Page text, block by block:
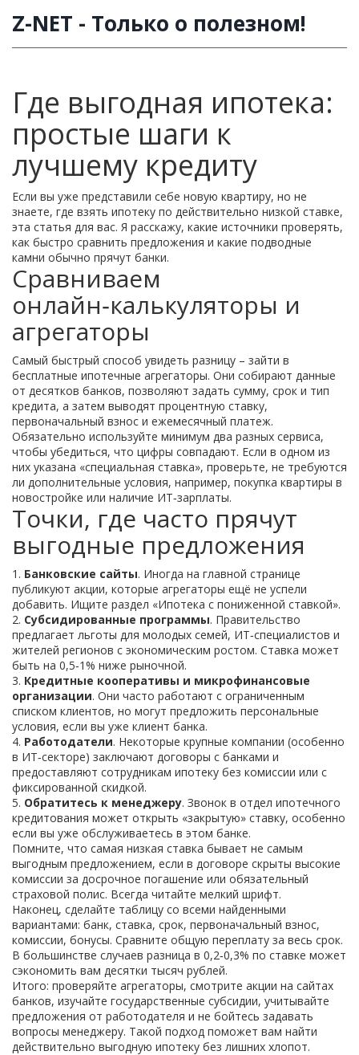
Z-NET - Только о полезном!
Где выгодная ипотека:
простые шаги к
лучшему кредиту
Если вы уже представили себе новую квартиру, но не
знаете, где взять ипотеку по действительно низкой ставке,
эта статья для вас. Я расскажу, какие источники проверять,
как быстро сравнить предложения и какие подводные
камни обычно прячут банки.
Сравниваем
онлайн‑калькуляторы и
агрегаторы
Самый быстрый способ увидеть разницу – зайти в
бесплатные ипотечные агрегаторы. Они собирают данные
от десятков банков, позволяют задать сумму, срок и тип
кредита, а затем выводят процентную ставку,
первоначальный взнос и ежемесячный платеж.
Обязательно используйте минимум два разных сервиса,
чтобы убедиться, что цифры совпадают. Если в одном из
них указана «специальная ставка», проверьте, не требуются
ли дополнительные условия, например, покупка квартиры в
новостройке или наличие ИТ‑зарплаты.
Точки, где часто прячут
выгодные предложения
1. Банковские сайты. Иногда на главной странице
публикуют акции, которые агрегаторы ещё не успели
добавить. Ищите раздел «Ипотека с пониженной ставкой».
2. Субсидированные программы. Правительство
предлагает льготы для молодых семей, ИТ‑специалистов и
жителей регионов с экономическим ростом. Ставка может
быть на 0,5‑1% ниже рыночной.
3. Кредитные кооперативы и микрофинансовые
организации. Они часто работают с ограниченным
списком клиентов, но могут предложить персональные
условия, если вы уже клиент банка.
4. Работодатели. Некоторые крупные компании (особенно
в ИТ‑секторе) заключают договоры с банками и
предоставляют сотрудникам ипотеку без комиссии или с
фиксированной скидкой.
5. Обратитесь к менеджеру. Звонок в отдел ипотечного
кредитования может открыть «закрытую» ставку, особенно
если вы уже обслуживаетесь в этом банке.
Помните, что самая низкая ставка бывает не самым
выгодным предложением, если в договоре скрыты высокие
комиссии за досрочное погашение или обязательный
страховой полис. Всегда читайте мелкий шрифт.
Наконец, сделайте таблицу со всеми найденными
вариантами: банк, ставка, срок, первоначальный взнос,
комиссии, бонусы. Сравните общую переплату за весь срок.
В большинстве случаев разница в 0,2‑0,3% по ставке может
сэкономить вам десятки тысяч рублей.
Итого: проверяйте агрегаторы, смотрите акции на сайтах
банков, изучайте государственные субсидии, учитывайте
предложения от работодателя и не бойтесь задавать
вопросы менеджеру. Такой подход поможет вам найти
действительно выгодную ипотеку без лишних хлопот.